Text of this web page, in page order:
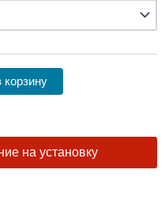
€460,00
корзину
на установку